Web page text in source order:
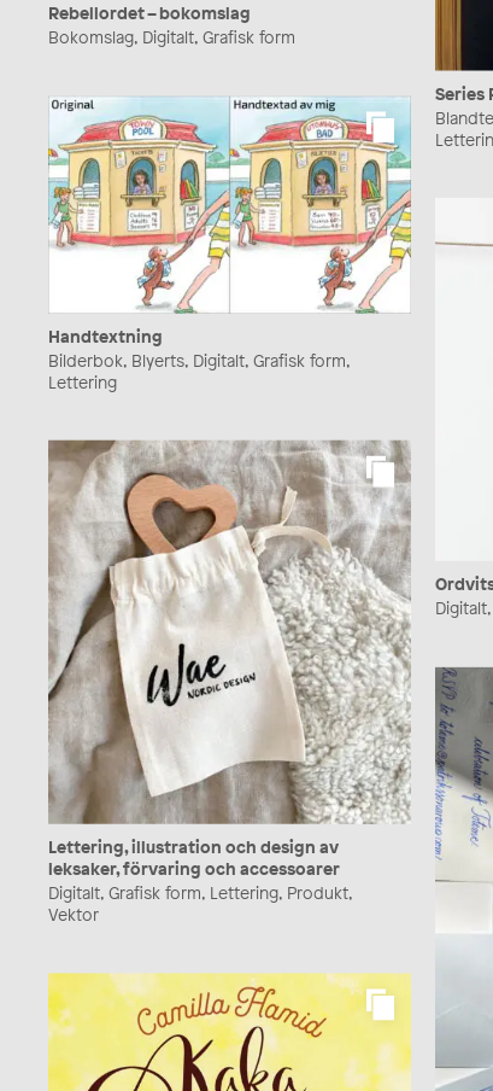
Rebellordet – bokomslag
Bokomslag, Digitalt, Grafisk form
Series
Handtextning
Bilderbok, Blyerts, Digitalt, Grafisk form,
Lettering
Lettering, illustration och design av
leksaker, förvaring och accessoarer
Digitalt, Grafisk form, Lettering, Produkt,
Vektor